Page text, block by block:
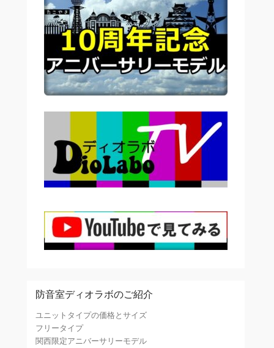
防音室ディオラボのご紹介
ユニットタイプの価格とサイズ
フリータイプ
関西限定アニバーサリーモデル